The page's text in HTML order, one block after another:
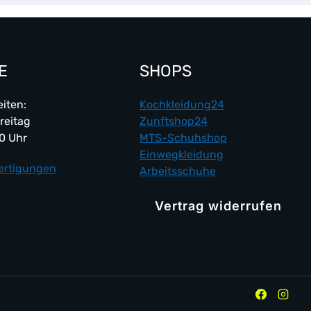
Uhr
SHOPS
Kochkleidung24
Zunftshop24
MTS-Schuhshop
Einwegkleidung
Arbeitsschuhe
Vertrag widerrufen